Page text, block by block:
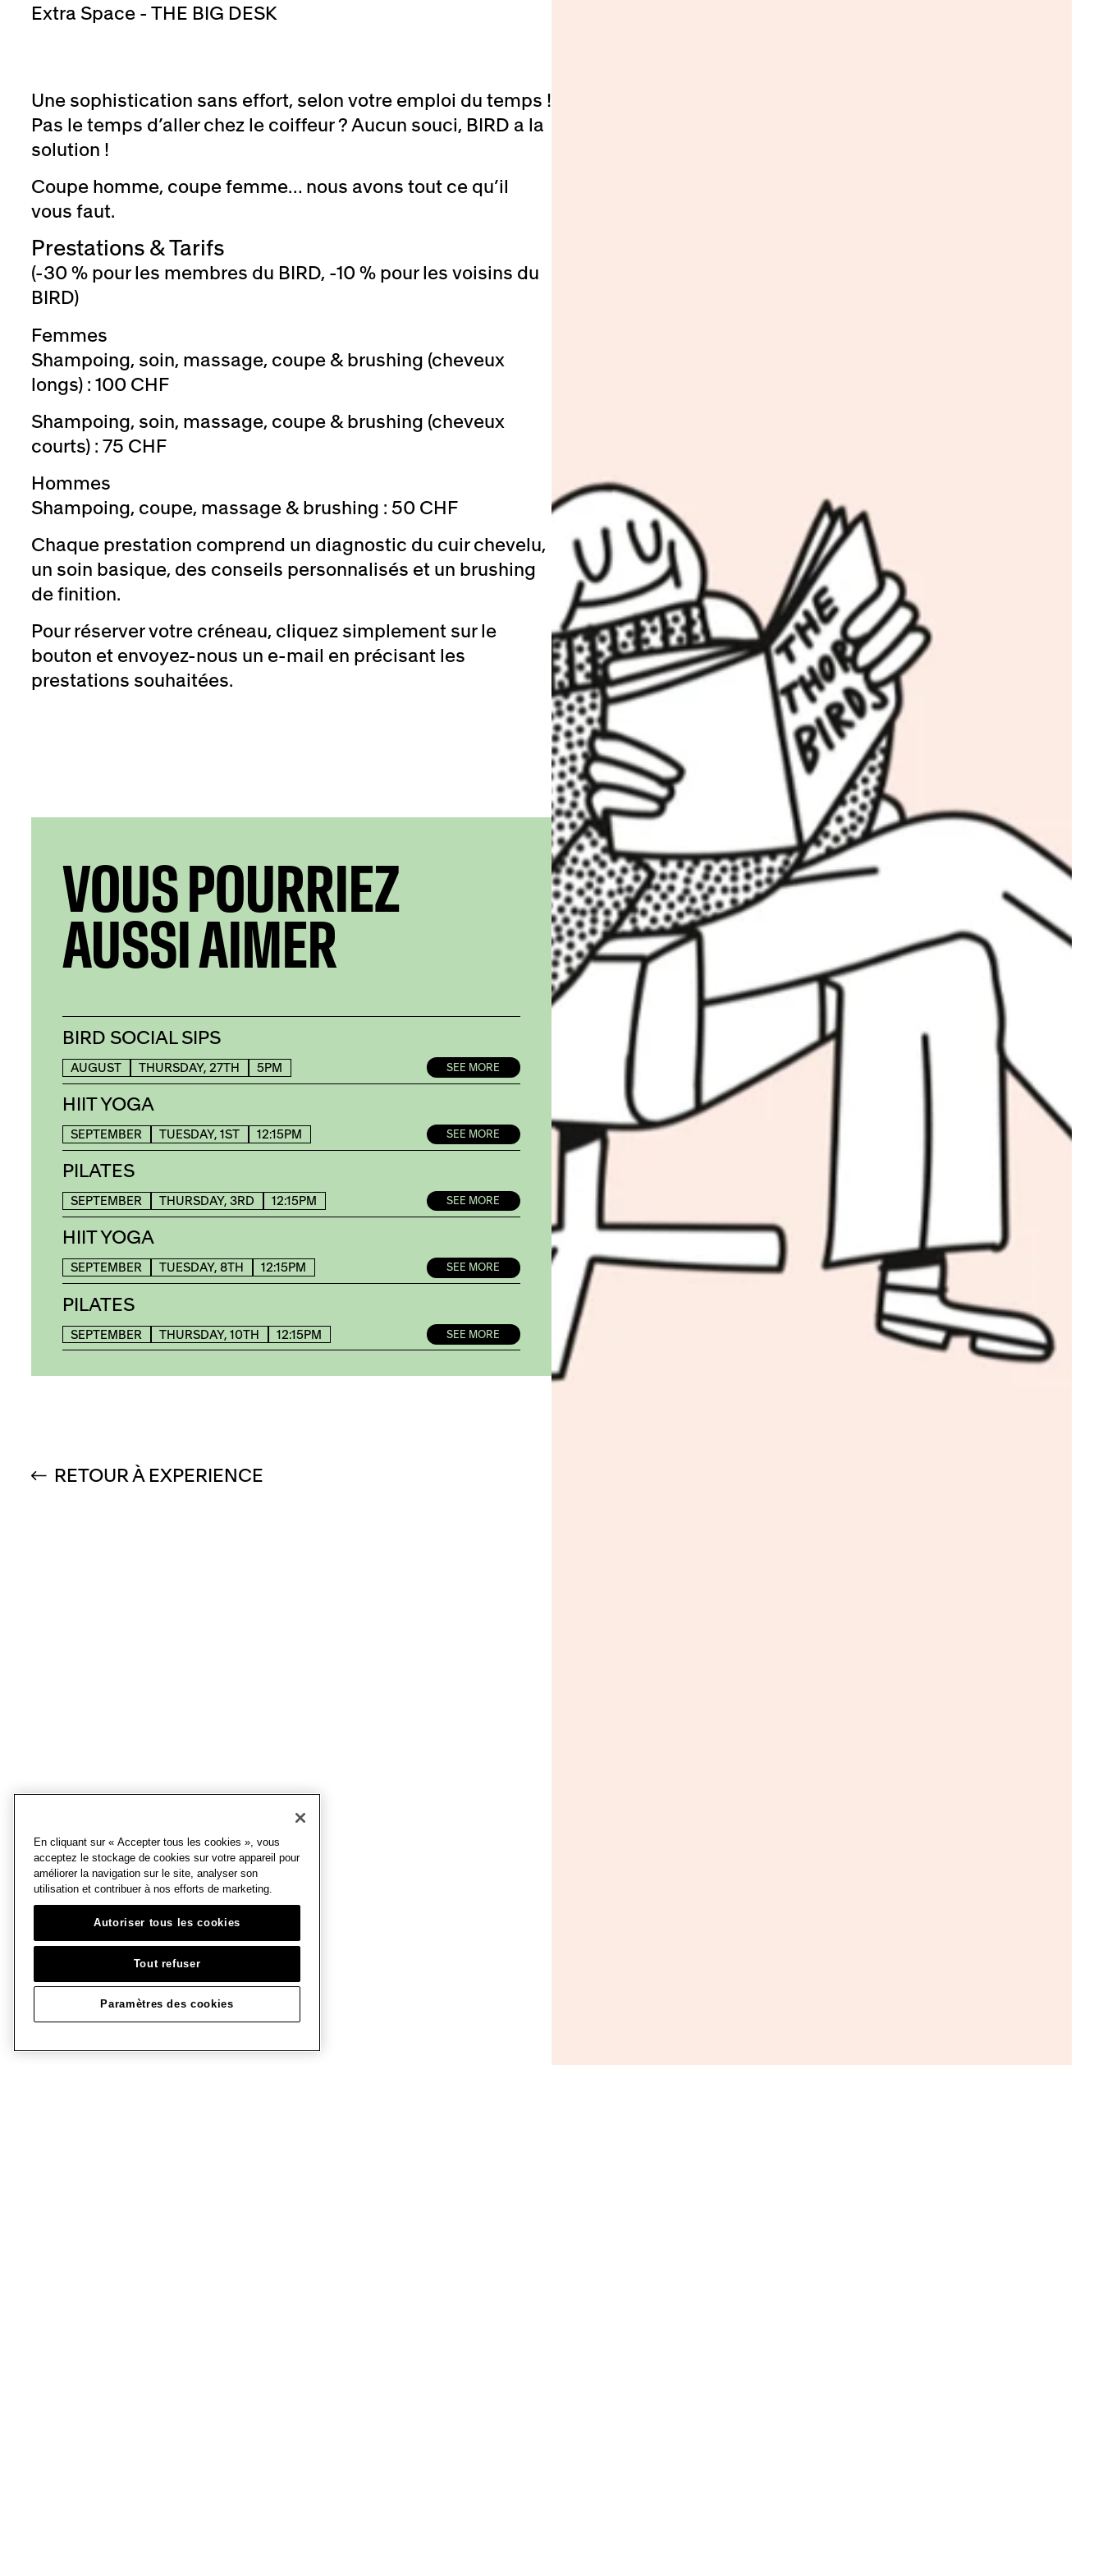
Extra Space - THE BIG DESK
Une sophistication sans effort, selon votre emploi du temps !
Pas le temps d’aller chez le coiffeur ? Aucun souci, BIRD a la
solution !
Coupe homme, coupe femme… nous avons tout ce qu’il
vous faut.
Prestations & Tarifs
(-30 % pour les membres du BIRD, -10 % pour les voisins du
BIRD)
Femmes
Shampoing, soin, massage, coupe & brushing (cheveux
longs) : 100 CHF
Shampoing, soin, massage, coupe & brushing (cheveux
courts) : 75 CHF
Hommes
Shampoing, coupe, massage & brushing : 50 CHF
Chaque prestation comprend un diagnostic du cuir chevelu,
un soin basique, des conseils personnalisés et un brushing
de finition.
Pour réserver votre créneau, cliquez simplement sur le
bouton et envoyez-nous un e-mail en précisant les
prestations souhaitées.
VOUS POURRIEZ
AUSSI AIMER
BIRD SOCIAL SIPS
AUGUST THURSDAY, 27TH 5PM SEE MORE
HIIT YOGA
SEPTEMBER TUESDAY, 1ST 12:15PM SEE MORE
PILATES
SEPTEMBER THURSDAY, 3RD 12:15PM SEE MORE
HIIT YOGA
SEPTEMBER TUESDAY, 8TH 12:15PM SEE MORE
PILATES
SEPTEMBER THURSDAY, 10TH 12:15PM SEE MORE
RETOUR À EXPERIENCE
En cliquant sur « Accepter tous les cookies », vous
acceptez le stockage de cookies sur votre appareil pour
améliorer la navigation sur le site, analyser son
utilisation et contribuer à nos efforts de marketing.
Autoriser tous les cookies
Tout refuser
Paramètres des cookies